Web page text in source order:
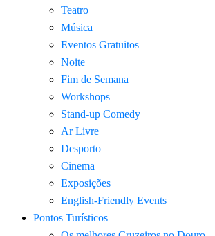
Teatro
Música
Eventos Gratuitos
Noite
Fim de Semana
Workshops
Stand-up Comedy
Ar Livre
Desporto
Cinema
Exposições
English-Friendly Events
Pontos Turísticos